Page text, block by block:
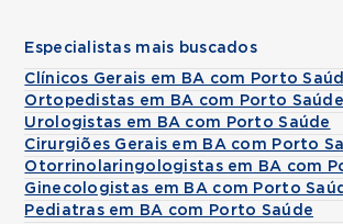
Especialistas mais buscados
Clínicos Gerais em BA com Porto
Ortopedistas em BA com Porto Saúde
Urologistas em BA com Porto Saúde
Cirurgiões Gerais em BA com Porto
Otorrinolaringologistas em BA com
Ginecologistas em BA com Porto
Pediatras em BA com Porto Saúde